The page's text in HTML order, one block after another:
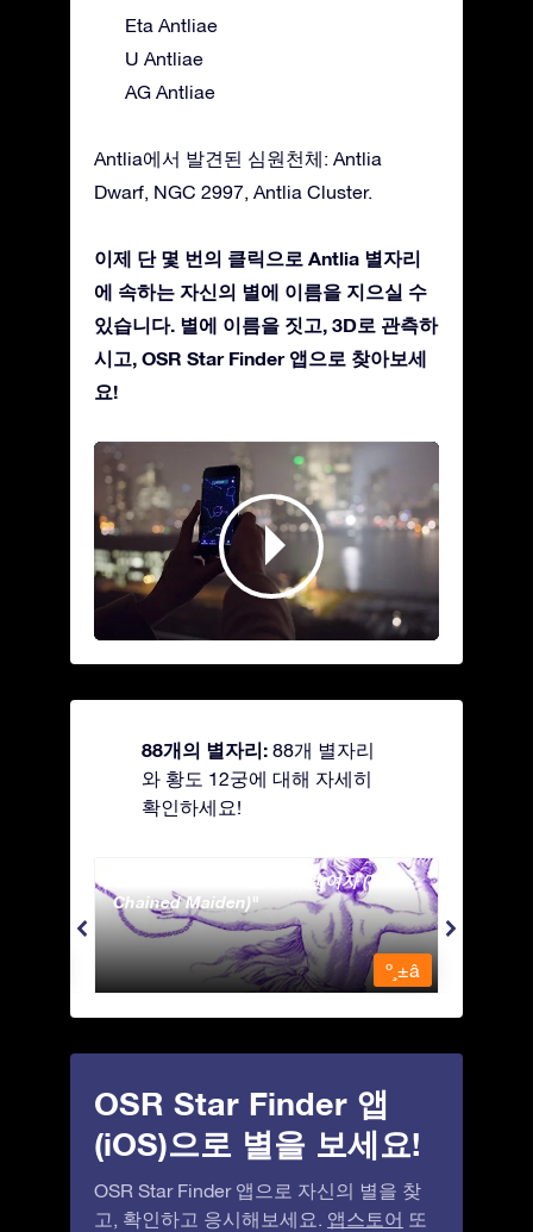
Eta Antliae
U Antliae
AG Antliae
Antlia에서 발견된 심원천체: Antlia
Dwarf, NGC 2997, Antlia Cluster.
이제 단 몇 번의 클릭으로 Antlia 별자리
에 속하는 자신의 별에 이름을 지으실 수
있습니다. 별에 이름을 짓고, 3D로 관측하
시고, OSR Star Finder 앱으로 찾아보세
요!
88개의 별자리: 88개 별자리
와 황도 12궁에 대해 자세히
확인하세요!
Andromeda - 사슬에 묶인 여자 (The
Chained Maiden)
º¸±â
OSR Star Finder 앱
(iOS)으로 별을 보세요!
OSR Star Finder 앱으로 자신의 별을 찾
고, 확인하고 응시해보세요. 앱스토어 또